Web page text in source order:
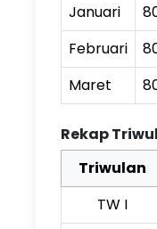
Januari
Februari
Maret
Rekap
Triwulan
TW I